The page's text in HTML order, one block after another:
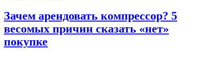
Зачем арендовать компрессор? 5
весомых причин сказать «нет»
покупке